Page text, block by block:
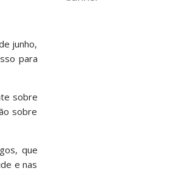
junho,
para
sobre
sobre
que
e nas